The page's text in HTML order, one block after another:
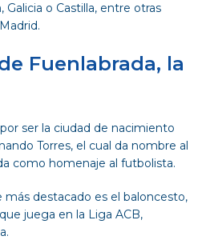
o Castilla, entre otras
Fuenlabrada, la
ser la ciudad de nacimiento
Torres, el cual da nombre al
como homenaje al futbolista.
destacado es el baloncesto,
juega en la Liga ACB,
.